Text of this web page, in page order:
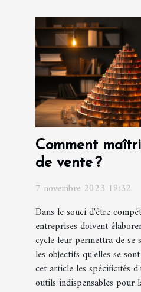
Comment
de vente ?
7 novembre 2023 19:32
Dans le souci d'être
entreprises doivent
cycle leur permettra de
les objectifs qu'elles se
cet article les spécificités
outils indispensables pour